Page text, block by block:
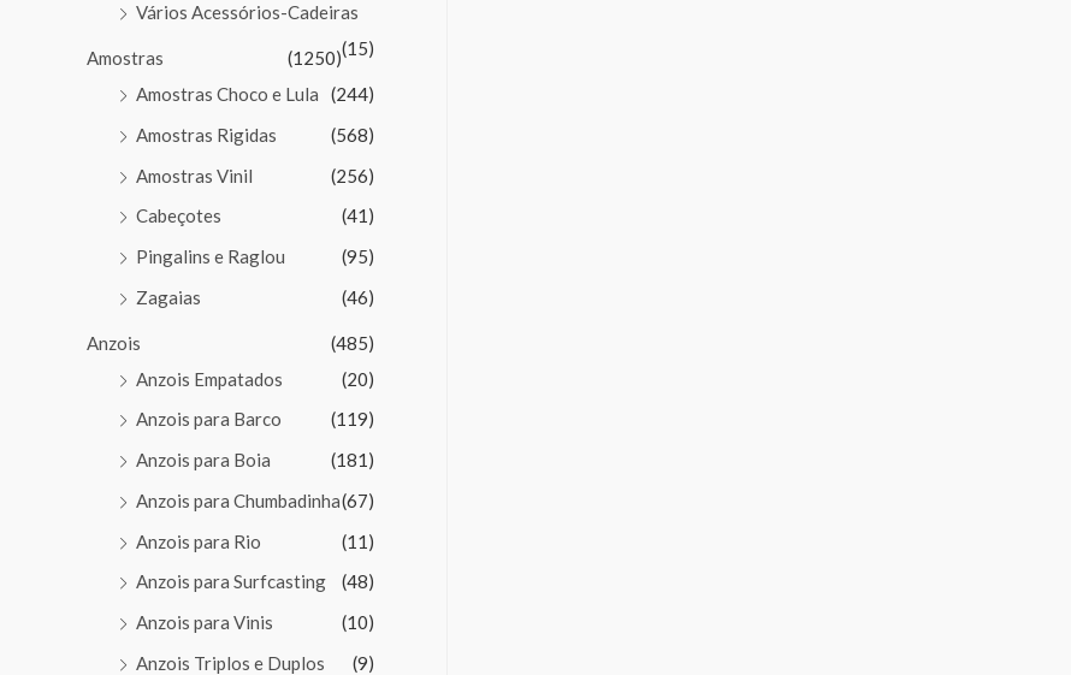
Vários Acessórios-Cadeiras
(15)
Amostras
(1250)
Amostras Choco e Lula
(244)
Amostras Rigidas
(568)
Amostras Vinil
(256)
Cabeçotes
(41)
Pingalins e Raglou
(95)
Zagaias
(46)
Anzois
(485)
Anzois Empatados
(20)
Anzois para Barco
(119)
Anzois para Boia
(181)
Anzois para Chumbadinha(67)
Anzois para Rio
(11)
Anzois para Surfcasting
(48)
Anzois para Vinis
(10)
Anzois Triplos e Duplos
(9)